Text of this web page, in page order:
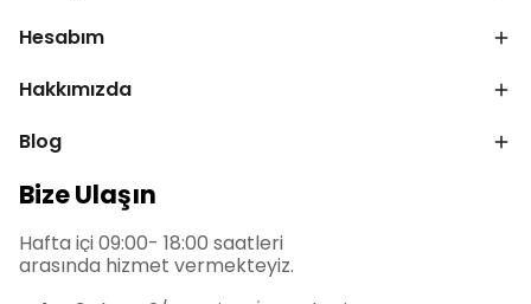
Hesabım
Hakkımızda
Blog
Bize Ulaşın
Hafta içi 09:00- 18:00 saatleri
arasında hizmet vermekteyiz.